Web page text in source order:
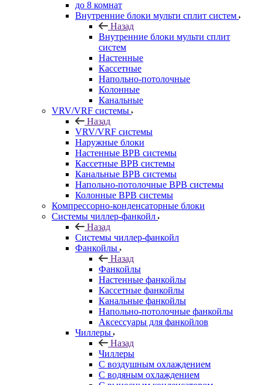
до 8 комнат
Внутренние блоки мульти сплит систем
Назад
Внутренние блоки мульти сплит
систем
Настенные
Кассетные
Напольно-потолочные
Колонные
Канальные
VRV/VRF системы
Назад
VRV/VRF системы
Наружные блоки
Настенные ВРВ системы
Кассетные ВРВ системы
Канальные ВРВ системы
Напольно-потолочные ВРВ системы
Колонные ВРВ системы
Компрессорно-конденсаторные блоки
Системы чиллер-фанкойл
Назад
Системы чиллер-фанкойл
Фанкойлы
Назад
Фанкойлы
Настенные фанкойлы
Кассетные фанкойлы
Канальные фанкойлы
Напольно-потолочные фанкойлы
Аксессуары для фанкойлов
Чиллеры
Назад
Чиллеры
С воздушным охлаждением
С водяным охлаждением